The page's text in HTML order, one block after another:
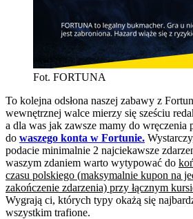
Fot. FORTUNA
To kolejna odsłona naszej zabawy z
wewnętrznej walce mierzy się sześciu
a dla was jak zawsze mamy do wręczenia
do waszego konta w Fortunie.
podacie minimalnie 2 najciekawsze
waszym zdaniem warto wytypować do
czasu polskiego (maksymalnie kupon na
zakończenie zdarzenia) przy łącznym
Wygrają ci, których typy okażą się
wszystkim trafione.